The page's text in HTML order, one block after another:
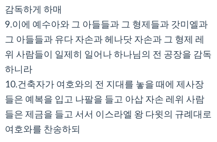
감독하게 하매
9.이에 예수아와 그 아들들과 그 형제들과 갓미엘과
그 아들들과 유다 자손과 헤나닷 자손과 그 형제 레
위 사람들이 일제히 일어나 하나님의 전 공장을 감독
하니라
10.건축자가 여호와의 전 지대를 놓을 때에 제사장
들은 예복을 입고 나팔을 들고 아삽 자손 레위 사람
들은 제금을 들고 서서 이스라엘 왕 다윗의 규례대로
여호와를 찬송하되